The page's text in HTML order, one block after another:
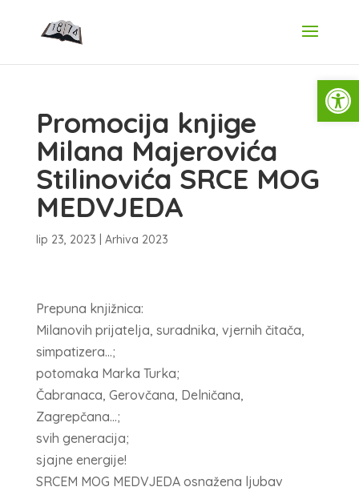
Promocija knjige
Milana Majerovića
Stilinovića SRCE MOG
MEDVJEDA
lip 23, 2023 Arhiva 2023
Prepuna knjižnica:
Milanovih prijatelja, suradnika, vjernih čitača,
simpatizera…;
potomaka Marka Turka;
Čabranaca, Gerovčana, Delničana,
Zagrepčana…;
svih generacija;
sjajne energije!
SRCEM MOG MEDVJEDA osnažena ljubav